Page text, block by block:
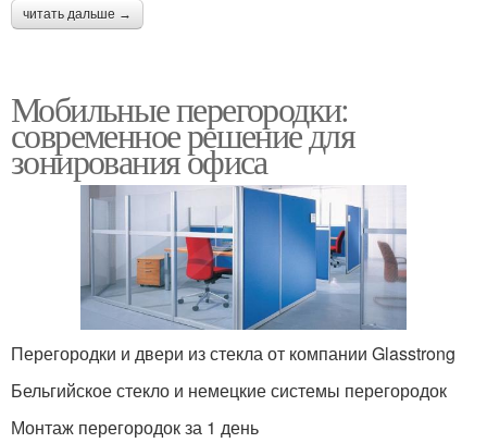
читать дальше →
Мобильные перегородки:
современное решение для
зонирования офиса
Перегородки и двери из стекла от компании Glasstrong
Бельгийское стекло и немецкие системы перегородок
Монтаж перегородок за 1 день